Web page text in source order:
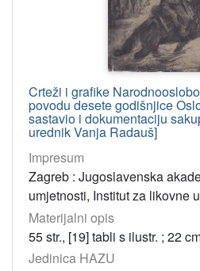
Crteži i grafike
povodu desete godišnjice
sastavio i dokumentaciju
urednik Vanja Radauš]
Impresum
Zagreb : Jugoslavenska
umjetnosti, Institut za likovne
Materijalni opis
55 str., [19] tabli s ilustr. ; 22
Jedinica HAZU